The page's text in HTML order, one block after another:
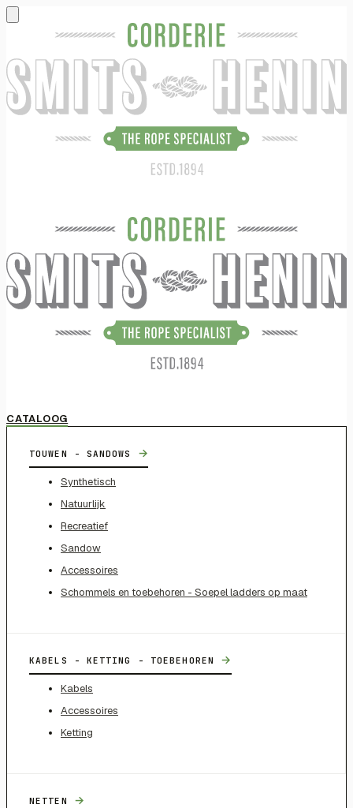
CATALOOG
TOUWEN - SANDOWS →
Synthetisch
Natuurlijk
Recreatief
Sandow
Accessoires
Schommels en toebehoren - Soepel ladders op maat
KABELS - KETTING - TOEBEHOREN →
Kabels
Accessoires
Ketting
NETTEN →